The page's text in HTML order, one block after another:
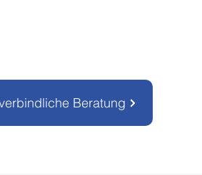
Beratung